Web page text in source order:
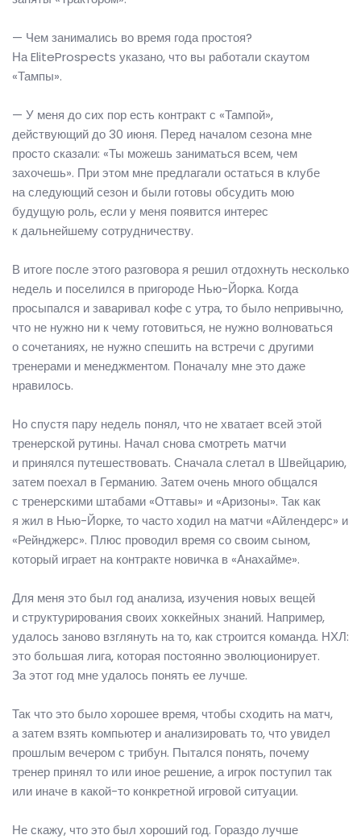
— Чем занимались во время года простоя?
На EliteProspects указано, что вы работали скаутом
«Тампы».
— У меня до сих пор есть контракт с «Тампой»,
действующий до 30 июня. Перед началом сезона мне
просто сказали: «Ты можешь заниматься всем, чем
захочешь». При этом мне предлагали остаться в клубе
на следующий сезон и были готовы обсудить мою
будущую роль, если у меня появится интерес
к дальнейшему сотрудничеству.
В итоге после этого разговора я решил отдохнуть несколько
недель и поселился в пригороде Нью-Йорка. Когда
просыпался и заваривал кофе с утра, то было непривычно,
что не нужно ни к чему готовиться, не нужно волноваться
о сочетаниях, не нужно спешить на встречи с другими
тренерами и менеджментом. Поначалу мне это даже
нравилось.
Но спустя пару недель понял, что не хватает всей этой
тренерской рутины. Начал снова смотреть матчи
и принялся путешествовать. Сначала слетал в Швейцарию,
затем поехал в Германию. Затем очень много общался
с тренерскими штабами «Оттавы» и «Аризоны». Так как
я жил в Нью-Йорке, то часто ходил на матчи «Айлендерс» и
«Рейнджерс». Плюс проводил время со своим сыном,
который играет на контракте новичка в «Анахайме».
Для меня это был год анализа, изучения новых вещей
и структурирования своих хоккейных знаний. Например,
удалось заново взглянуть на то, как строится команда. НХЛ:
это большая лига, которая постоянно эволюционирует.
За этот год мне удалось понять ее лучше.
Так что это было хорошее время, чтобы сходить на матч,
а затем взять компьютер и анализировать то, что увидел
прошлым вечером с трибун. Пытался понять, почему
тренер принял то или иное решение, а игрок поступил так
или иначе в какой-то конкретной игровой ситуации.
Не скажу, что это был хороший год. Гораздо лучше